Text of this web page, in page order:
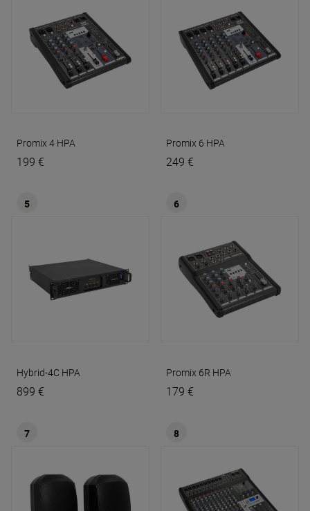
Promix 4 HPA
199 €
Promix 6 HPA
249 €
5
Hybrid-4C HPA
899 €
6
Promix 6R HPA
179 €
7 8